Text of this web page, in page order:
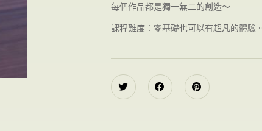
每個作品都是獨一無二的創造～
課程難度： 零基礎也可以有超凡的體驗。